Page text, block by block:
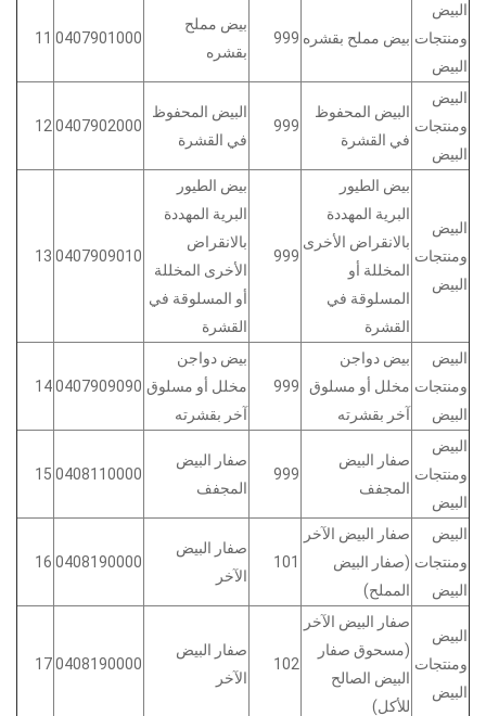
11 0407901000
بيض مملح
بقشره
999 بيض مملح بقشره
البيض
ومنتجات
البيض
12 0407902000
البيض المحفوظ
في القشرة
999
البيض المحفوظ
في القشرة
البيض
ومنتجات
البيض
13 0407909010
بيض الطيور
البرية المهددة
بالانقراض
الأخرى المخللة
أو المسلوقة في
القشرة
999
بيض الطيور
البرية المهددة
بالانقراض الأخرى
المخللة أو
المسلوقة في
القشرة
البيض
ومنتجات
البيض
140407909090
بيض دواجن
مخلل أو مسلوق
آخر بقشرته
999
بيض دواجن
مخلل أو مسلوق
آخر بقشرته
البيض
ومنتجات
البيض
15 0408110000
صفار البيض
المجفف
999
صفار البيض
المجفف
البيض
ومنتجات
البيض
16 0408190000
صفار البيض
الآخر
101
صفار البيض الآخر
(صفار البيض
المملح)
البيض
ومنتجات
البيض
170408190000
صفار البيض
الآخر
102
صفار البيض الآخر
(مسحوق صفار
البيض الصالح
للأكل)
البيض
ومنتجات
البيض